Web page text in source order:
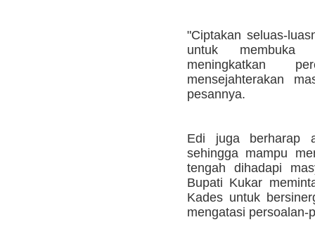
"Ciptakan seluas-
untuk membuka
meningkatkan
mensejahterakan
pesannya.
Edi juga berharap
sehingga mampu
tengah dihadapi
Bupati Kukar
Kades untuk
mengatasi persoalan-